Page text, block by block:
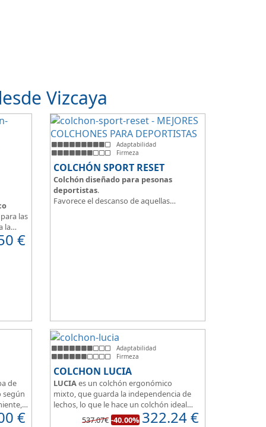
Vizcaya
las
la
€
Adaptabilidad
Firmeza
COLCHÓN SPORT RESET
Colchón diseñado para pesonas
deportistas.
Favorece el descanso de aquellas
de
según
de€
Adaptabilidad
Firmeza
COLCHON LUCIA
LUCIAes un colchón ergonómico
mixto, que guarda la independencia de
lechos, lo que le hace un colchón ideal
para camas de matrimonio, además es
537.07€ -40.00% 322.24€